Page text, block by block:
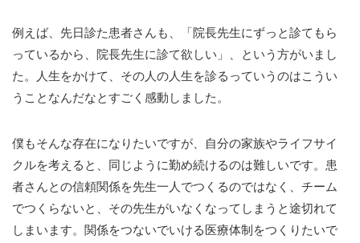
例えば、先日診た患者さんも、「院長先生にずっと診てもら
っているから、院長先生に診て欲しい」、という方がいまし
た。人生をかけて、その人の人生を診るっていうのはこうい
うことなんだなとすごく感動しました。
僕もそんな存在になりたいですが、自分の家族やライフサイ
クルを考えると、同じように勤め続けるのは難しいです。患
者さんとの信頼関係を先生一人でつくるのではなく、チーム
でつくらないと、その先生がいなくなってしまうと途切れて
しまいます。関係をつないでいける医療体制をつくりたいで